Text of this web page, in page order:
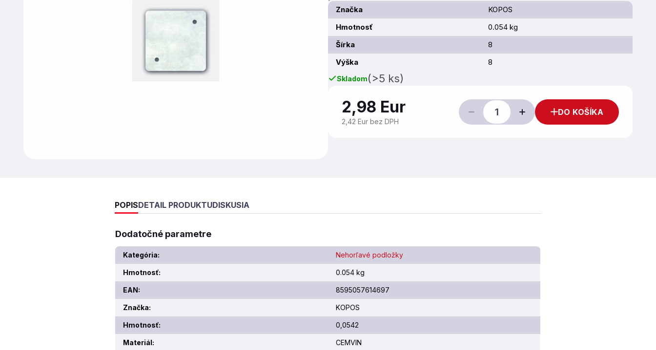
Značka
KOPOS
Hmotnosť
0.054 kg
Šírka
8
Výška
8
Skladom(>5 ks)
2,98 Eur
2,42 Eur bez DPH
DO KOŠÍKA
POPISDETAIL PRODUKTUDISKUSIA
Dodatočné parametre
Kategória: Nehorľavé podložky
Hmotnosť: 0.054 kg
EAN: 8595057614697
Značka: KOPOS
Hmotnosť: 0,0542
Materiál: CEMVIN